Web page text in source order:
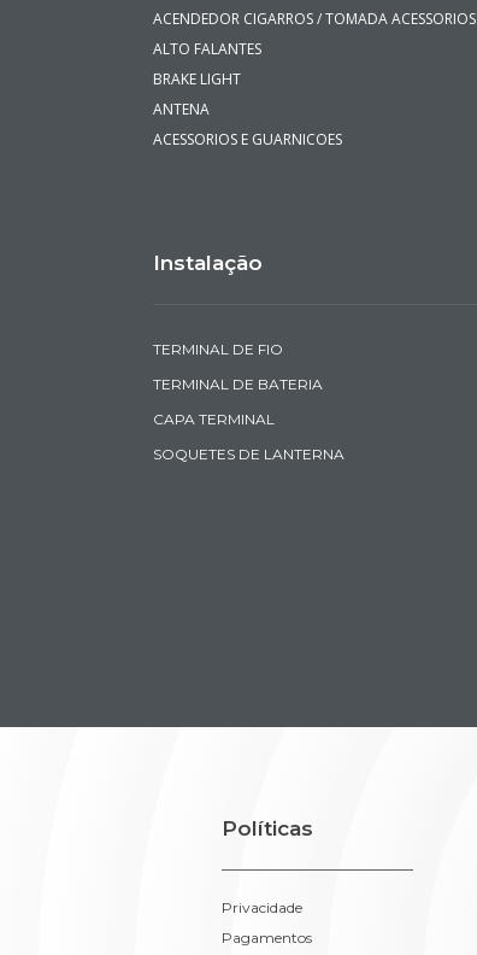
ACENDEDOR CIGARROS / TOMADA ACESSORIOS
ALTO FALANTES
BRAKE LIGHT
ANTENA
ACESSORIOS E GUARNICOES
Instalação
TERMINAL DE FIO
TERMINAL DE BATERIA
CAPA TERMINAL
SOQUETES DE LANTERNA
Políticas
Privacidade
Pagamentos